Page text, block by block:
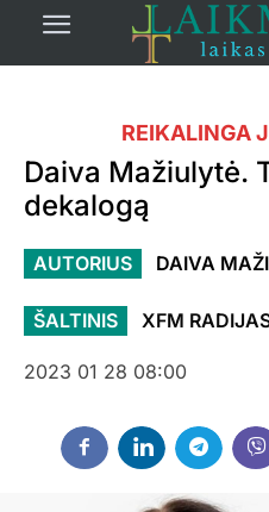
REIKALINGA
Daiva Mažiulytė.
dekalogą
AUTORIUS DAIVA
ŠALTINIS XFM
2023 01 28 08:00